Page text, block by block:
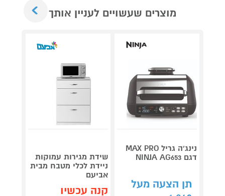
מוצרים שעשויים לעניין אותך
נינג’ה גריל MAX PRO
דגם NINJA AG653
תן הצעה מעל
שידת מגירות עמוקות
ניידת לכלי מטבח מבית
אביעם
קנה עכשיו